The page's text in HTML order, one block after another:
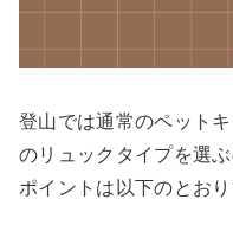
登山では通常のペット
のリュックタイプを選ぶ
ポイントは以下のとおり